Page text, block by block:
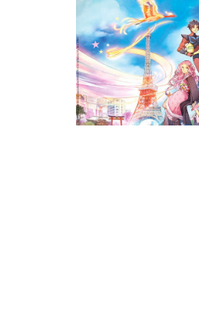
Japan Expo
2022
14 juillet 2022